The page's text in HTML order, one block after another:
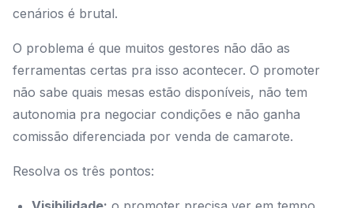
cenários é brutal.
O problema é que muitos gestores não dão as
ferramentas certas pra isso acontecer. O promoter
não sabe quais mesas estão disponíveis, não tem
autonomia pra negociar condições e não ganha
comissão diferenciada por venda de camarote.
Resolva os três pontos: